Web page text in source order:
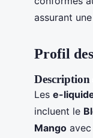
assurant
Profil
Description
Les e-
incluent le
Mango